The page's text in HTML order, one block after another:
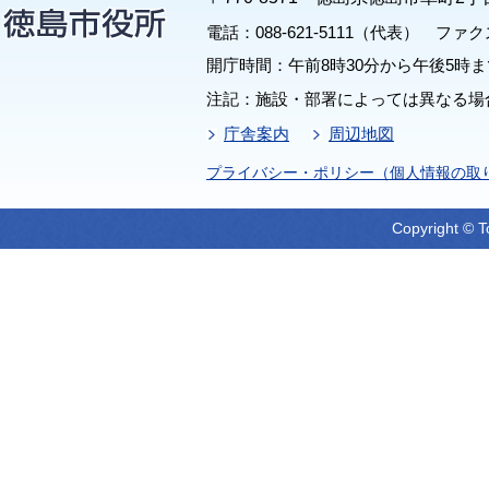
電話：088-621-5111（代表） ファク
開庁時間：午前8時30分から午後5時
注記：施設・部署によっては異なる
庁舎案内
周辺地図
プライバシー・ポリシー（個人情報の取
Copyright ©